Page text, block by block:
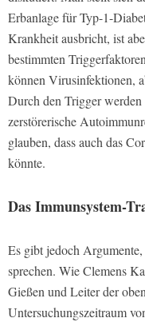
Erbanlage für Typ-1-
Krankheit ausbricht, ist
bestimmten
können Virusinfektionen,
Durch den Trigger
zerstörerische
glauben, dass auch das
könnte.
Das Immunsystem-
Es gibt jedoch
sprechen. Wie Clemens
Gießen und Leiter der
Untersuchungszeitraum